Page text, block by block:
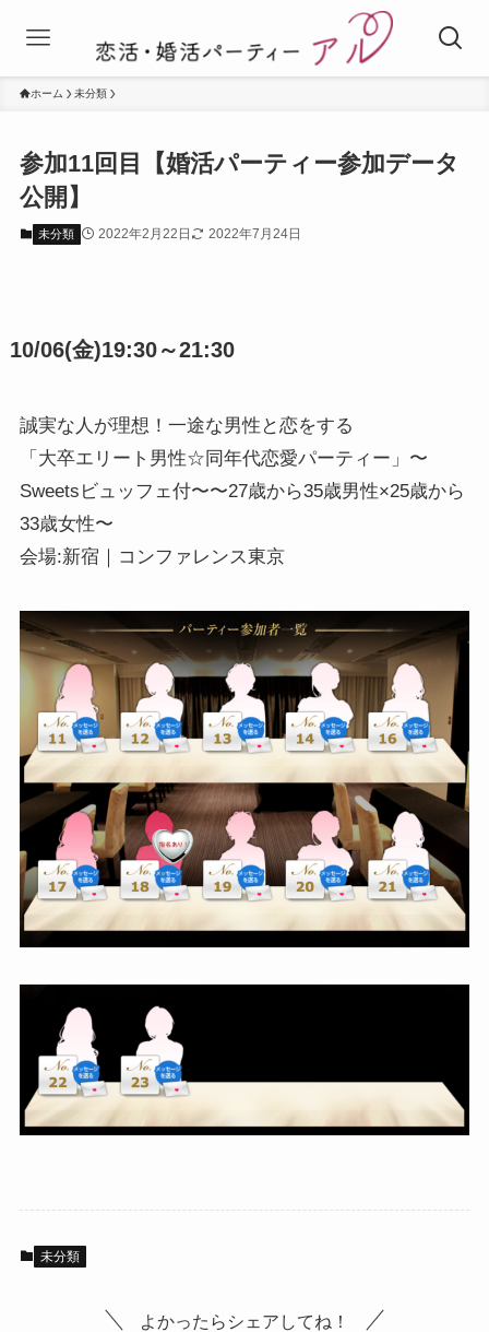
ホーム 未分類
参加11回目【婚活パーティー参加データ
公開】
未分類 2022年2月22日 2022年7月24日
10/06(金)19:30～21:30
誠実な人が理想！一途な男性と恋をする
「大卒エリート男性☆同年代恋愛パーティー」〜
Sweetsビュッフェ付〜〜27歳から35歳男性×25歳から
33歳女性〜
会場:新宿｜コンファレンス東京
未分類
よかったらシェアしてね！